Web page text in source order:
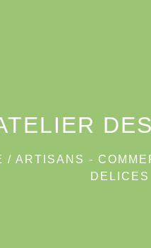
/ARTISANS -
DELICES